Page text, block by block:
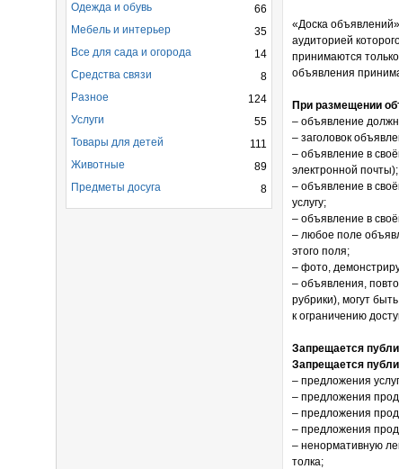
«Доска
аудиторией
принимаются
объявления
При размещении
– объявление
– заголовок
– объявление в
электронной почты);
– объявление в
услугу;
– объявление в
– любое поле
этого поля;
– фото,
– объявления,
рубрики), могут
к ограничению
Запрещается
Запрещается
– предложения
– предложения
– предложения
– предложения
– ненормативную
толка;
66
Одежда и обувь
35
Мебель и интерьер
14
Все для сада и огорода
8
Средства связи
124
Разное
55
Услуги
111
Товары для детей
89
Животные
8
Предметы досуга